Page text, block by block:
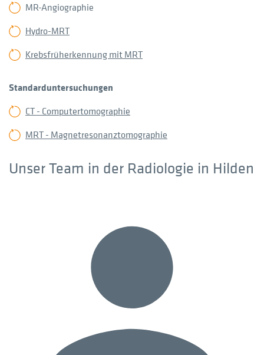
MR-Angiographie
Hydro-MRT
Krebsfrüherkennung mit MRT
Standarduntersuchungen
CT - Computertomographie
MRT - Magnetresonanztomographie
Unser Team in der Radiologie in Hilden